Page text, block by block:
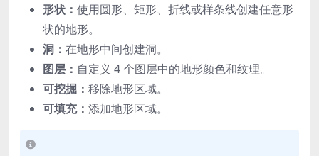
形状： 使用圆形、矩形、折线或样条线创建任意形
状的地形。
洞： 在地形中间创建洞。
图层： 自定义 4 个图层中的地形颜色和纹理。
可挖掘： 移除地形区域。
可填充： 添加地形区域。